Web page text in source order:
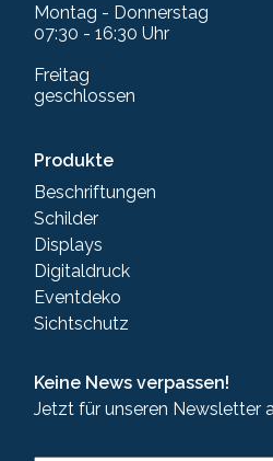
Montag - Donnerstag
07:30 - 16:30 Uhr
Freitag
geschlossen
Produkte
Beschriftungen
Schilder
Displays
Digitaldruck
Eventdeko
Sichtschutz
Keine News verpassen!
Jetzt für unseren Newsletter